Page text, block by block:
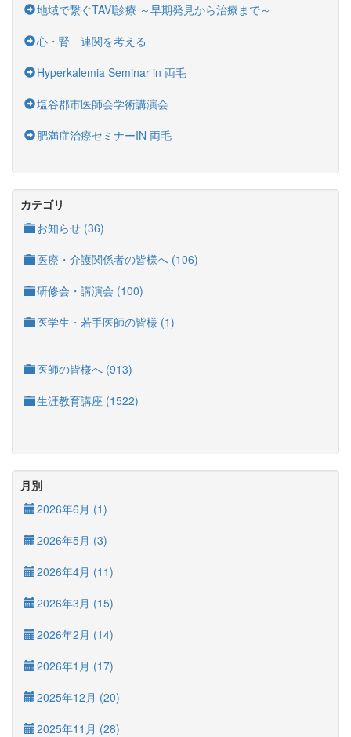
地域で繋ぐTAVI診療 ～早期発見から治療まで～
心・腎 連関を考える
Hyperkalemia Seminar in 両毛
塩谷郡市医師会学術講演会
肥満症治療セミナーIN 両毛
カテゴリ
お知らせ (36)
医療・介護関係者の皆様へ (106)
研修会・講演会 (100)
医学生・若手医師の皆様 (1)
医師の皆様へ (913)
生涯教育講座 (1522)
月別
2026年6月 (1)
2026年5月 (3)
2026年4月 (11)
2026年3月 (15)
2026年2月 (14)
2026年1月 (17)
2025年12月 (20)
2025年11月 (28)